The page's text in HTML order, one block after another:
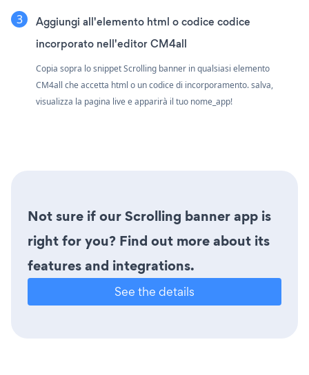
Aggiungi all'elemento html o codice codice
incorporato nell'editor CM4all
Copia sopra lo snippet Scrolling banner in qualsiasi elemento
CM4all che accetta html o un codice di incorporamento. salva,
visualizza la pagina live e apparirà il tuo nome_app!
Not sure if our Scrolling banner app is
right for you? Find out more about its
features and integrations.
See the details